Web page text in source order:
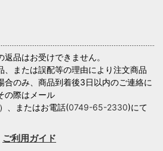
品はお受けできません。
、または誤配等の理由により注文商品
合のみ、商品到着後3日以内のご連絡に
の際はメール
）、またはお電話(0749-65-2330)にて
ご利用ガイド